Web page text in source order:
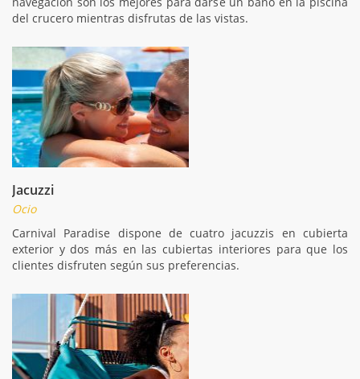
del crucero mientras disfrutas de las vistas.
Jacuzzi
Ocio
Carnival Paradise dispone de cuatro jacuzzis en cubierta
exterior y dos más en las cubiertas interiores para que los
clientes disfruten según sus preferencias.